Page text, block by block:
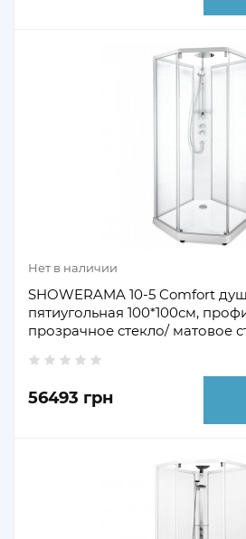
Нет в наличии
SHOWERAMA 10-5 Comfort
пятиугольная 100*100см,
прозрачное стекло/ матовое
56493 грн